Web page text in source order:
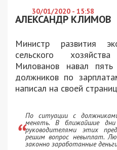
30/01/2020 - 15:58
АЛЕКСАНДР КЛИМОВ
Министр развития
сельского
Милованов навал пять
должников по
написал на своей
По ситуации с
менять. В ближайшие
руководителями этих
решим вопрос невыплат.
законно заработанные